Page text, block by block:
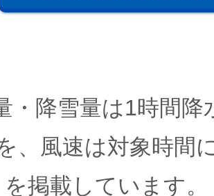
・降雪量は1時間降
、風速は対象時間
を掲載しています。